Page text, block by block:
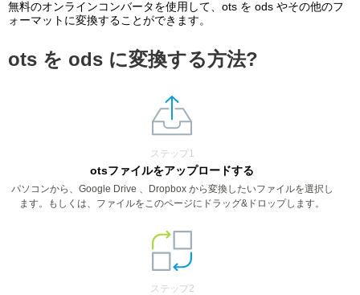
無料のオンラインコンバータを使用して、ots を ods やその他のフ
ォーマットに変換することができます。
ots を ods に変換する方法?
ステップ1
otsファイルをアップロードする
パソコンから、Google Drive 、Dropbox から変換したいファイルを選択し
ます。もしくは、ファイルをこのページにドラッグ&ドロップします。
ステップ2